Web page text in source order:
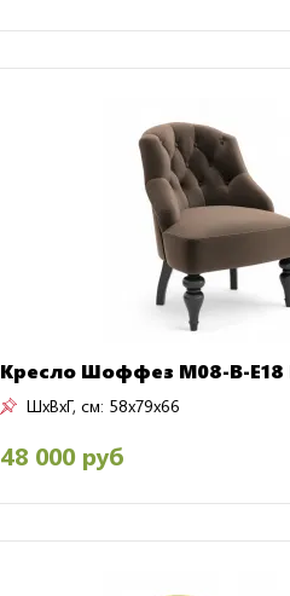
Кресло Шоффез M08-B-E18
ШxВxГ, см: 58x79x66
48 000 руб